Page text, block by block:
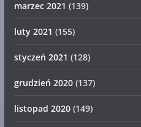
marzec 2021 (139)
luty 2021 (155)
styczeń 2021 (128)
grudzień 2020(137)
listopad 2020(149)